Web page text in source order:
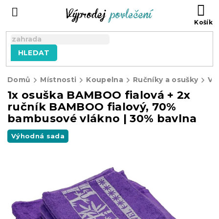
HLEDAT
Domů Místnosti Koupelna Ručníky a osušky
1x osuška BAMBOO fialová + 2x
ručník BAMBOO fialový, 70%
bambusové vlákno | 30% bavlna
Výhodná sada